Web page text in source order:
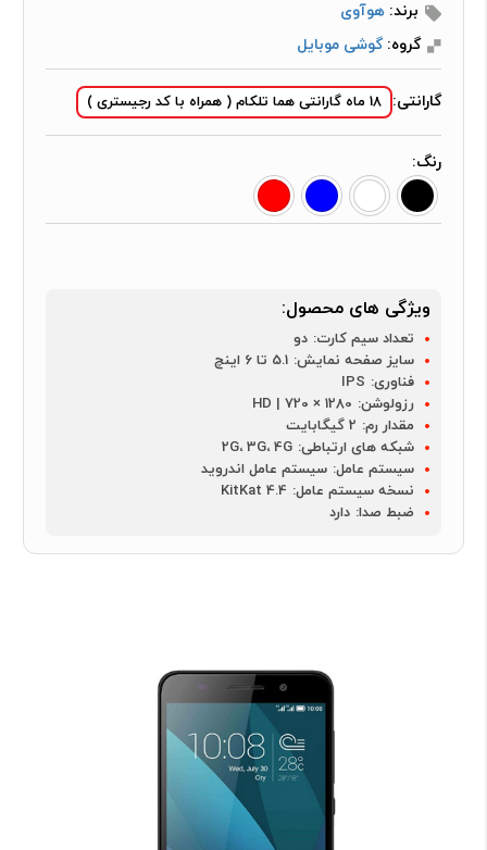
برند: هوآوی
گروه:گوشی موبایل
گارانتی: 18 ماه گارانتی هما تلکام ( همراه با کد رجیستری )
رنگ:
ویژگی های محصول:
تعداد سیم کارت: دو
سایز صفحه نمایش: 5.1 تا 6 اینچ
فناوری: IPS
رزولوشن: 1280 × 720 | HD
مقدار رم: 2 گیگابایت
شبکه های ارتباطی: 2G، 3G، 4G
سیستم عامل: سیستم عامل اندروید
نسخه سیستم عامل: 4.4 KitKat
ضبط صدا: دارد